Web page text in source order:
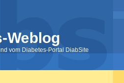
Weblog
vom Diabetes-Portal DiabSite